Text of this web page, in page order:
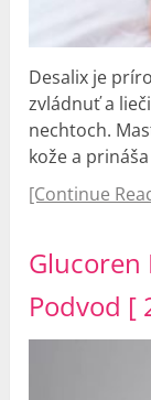
Desalix je
zvládnuť a
nechtoch.
kože a
[Continue
Glucoren
Podvod [